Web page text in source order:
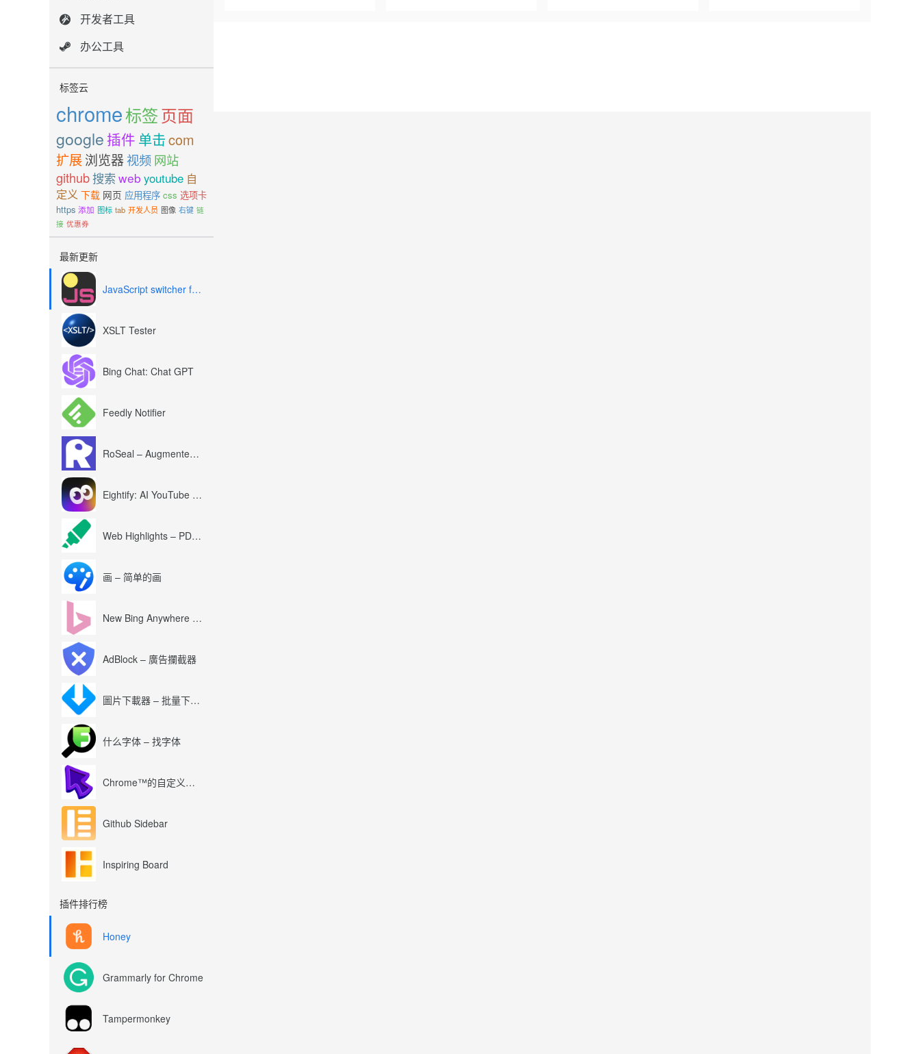
开发者工具
办公工具
标签云
chrome标签页面
google 插件 单击com
扩展浏览器 视频网站
github搜索web youtube 自
定义 下载 网页 应用程序 css 选项卡
https 添加 图标 tab 开发人员 图像 右键 链
接 优惠券
最新更新
JavaScript switcher for SEO and development
XSLT Tester
Bing Chat: Chat GPT
Feedly Notifier
RoSeal – Augmented Roblox Experience
Eightify: AI YouTube Summary with ChatGPT
Web Highlights – PDF & Web Highlighter
画 – 简单的画
New Bing Anywhere (Bing Chat GPT-4)
AdBlock – 廣告攔截器
圖片下載器 – 批量下載圖片
什么字体 – 找字体
Chrome™的自定义光标
Github Sidebar
Inspiring Board
插件排行榜
Honey
Grammarly for Chrome
Tampermonkey